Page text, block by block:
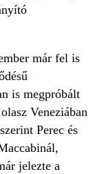
már fel is
is megpróbált
Veneziában
Perec és
jelezte a